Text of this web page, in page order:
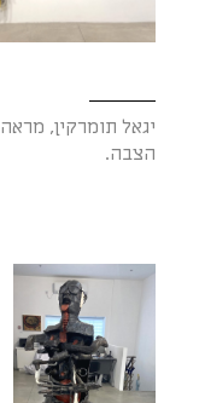
יגאל תומרקין, מראה
הצבה.